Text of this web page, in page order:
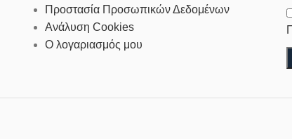
Προστασία Προσωπικών Δεδομένων
Ανάλυση Cookies
Ο λογαριασμός μου